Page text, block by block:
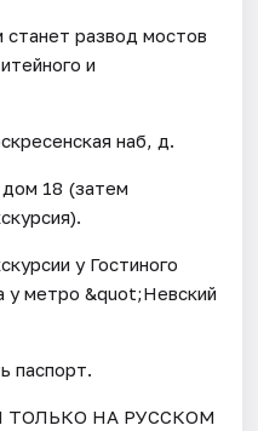
развод мостов
и
наб, д.
18 (затем
у Гостиного
у метро &quot;Невский
паспорт.
ТОЛЬКО НА РУССКОМ